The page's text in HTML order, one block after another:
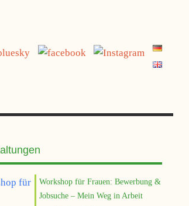
Workshop für Frauen: Bewerbung &
Jobsuche – Mein Weg in Arbeit